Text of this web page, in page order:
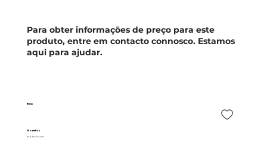
Benny
ShowerBox
Preço Sob Consulta
Para obter informações de preço para este
produto, entre em contacto connosco. Estamos
aqui para ajudar.